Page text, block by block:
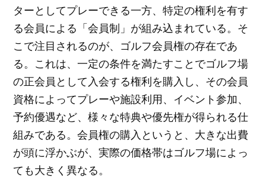
ターとしてプレーできる一方、特定の権利を有す
る会員による「会員制」が組み込まれている。そ
こで注目されるのが、ゴルフ会員権の存在であ
る。これは、一定の条件を満たすことでゴルフ場
の正会員として入会する権利を購入し、その会員
資格によってプレーや施設利用、イベント参加、
予約優遇など、様々な特典や優先権が得られる仕
組みである。会員権の購入というと、大きな出費
が頭に浮かぶが、実際の価格帯はゴルフ場によっ
ても大きく異なる。